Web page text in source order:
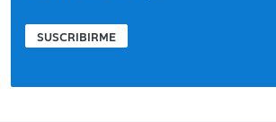
SUSCRIBIRME